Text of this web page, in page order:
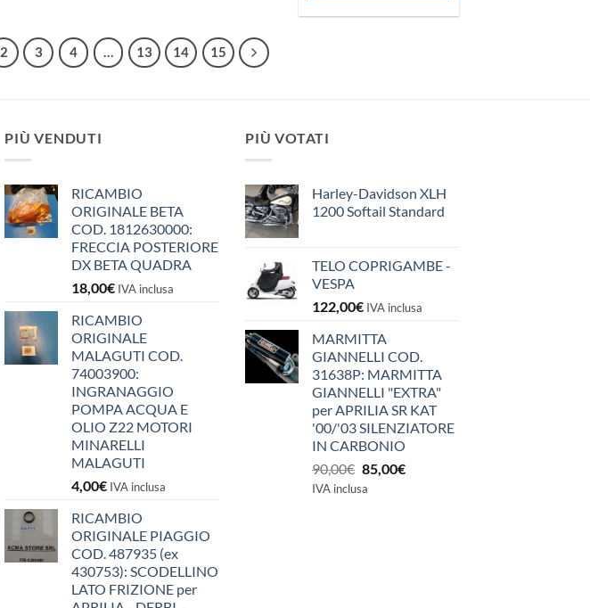
2 3 4 … 13 14 15
PIÙ VENDUTI
RICAMBIO
ORIGINALE BETA
COD. 1812630000:
FRECCIA POSTERIORE
DX BETA QUADRA
18,00€ IVA inclusa
RICAMBIO
ORIGINALE
MALAGUTI COD.
74003900:
INGRANAGGIO
POMPA ACQUA E
OLIO Z22 MOTORI
MINARELLI
MALAGUTI
4,00€ IVA inclusa
RICAMBIO
ORIGINALE PIAGGIO
COD. 487935 (ex
430753): SCODELLINO
LATO FRIZIONE per
PIÙ VOTATI
Harley-Davidson XLH
1200 Softail Standard
TELO COPRIGAMBE -
VESPA
122,00€ IVA inclusa
MARMITTA
GIANNELLI COD.
31638P: MARMITTA
GIANNELLI "EXTRA"
per APRILIA SR KAT
'00/'03 SILENZIATORE
IN CARBONIO
90,00€ Il
prezzo
85,00€Il
IVA inclusa